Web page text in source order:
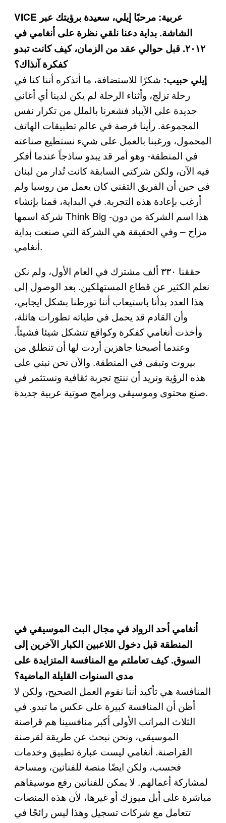
VICE عربية: مرحبًا إيلي، سعيدة برؤيتك عبر
الشاشة. بداية دعنا نلقي نظرة على أنغامي في
٢٠١٢. قبل حوالي عقد من الزمان، كيف كانت تبدو
كفكرة آنذاك؟
إيلي حبيب: شكرًا للاستضافة، ما أتذكره أننا كنا في
رحلة تزلج، وأثناء الرحلة لم يكن لدينا أي أغاني
جديدة على الآيباد فشعرنا بالملل من تكرار نفس
المجموعة. رأينا فرصة في عالم تطبيقات الهاتف
المحمول، ورغبنا بالعمل على شيء نستطيع صناعته
في المنطقة- وهو أمر قد يبدو ساذجاً عندما أفكر
فيه الآن، ولكن شركتي السابقة كانت تُدار من لبنان
في حين أن الفريق التقني كان يعمل من روسيا ولم
أرغب بإعادة هذه التجربة. في البداية، قمنا بإنشاء
شركة اسمها Think Big -هذا اسم الشركة من دون
مزاح – وفي الحقيقة هي الشركة التي صنعت بداية
أنغامي.
حققنا ٣٣٠ ألف مشترك في العام الأول، ولم نكن
نعلم الكثير عن قطاع المستهلكين. بعد الوصول إلى
هذا العدد بدأنا باستيعاب أننا تورطنا بشكل ايجابي،
وأن القادم قد يحمل في طياته تطورات هائلة،
وأخذت أنغامي كفكرة وكواقع تتشكل شيئا فشيئاً.
وعندما أصبحنا جاهزين أردت لها أن تنطلق من
بيروت وتبقى في المنطقة. والآن نحن نبني على
هذه الرؤية ونريد أن ننتج تجربة ثقافية ونستثمر في
صنع محتوى وموسيقى وبرامج صوتية عربية جديدة.
أنغامي أحد الرواد في مجال البث الموسيقي في
المنطقة قبل دخول اللاعبين الكبار الآخرين إلى
السوق. كيف تعاملتم مع المنافسة المتزايدة على
مدى السنوات القليلة الماضية؟
المنافسة هي تأكيد أننا نقوم العمل الصحيح، ولكن لا
أظن أن المنافسة كبيرة على عكس ما تبدو. في
الثلاث المراتب الأولى أكبر منافسينا هم قراصنة
الموسيقى، ونحن نبحث عن طريقة لقرصنة
القراصنة. أنغامي ليست عبارة تطبيق وخدمات
فحسب، ولكن ايضًا منصة للفنانين، ومساحة
لمشاركة أعمالهم. لا يمكن للفنانين رفع موسيقاهم
مباشرة على أبل ميوزك أو غيرها، لأن هذه المنصات
تتعامل مع شركات تسجيل وهذا ليس رائجًا في